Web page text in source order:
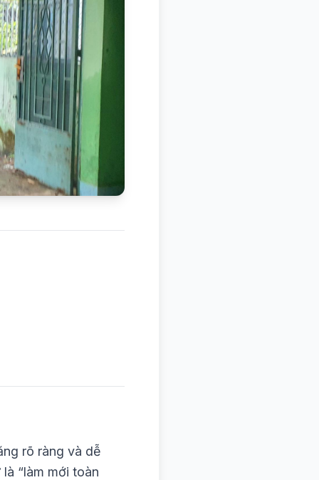
rõ ràng và dễ
“làm mới toàn